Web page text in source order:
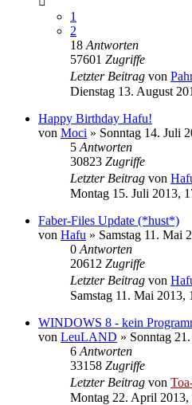
1
2
18 Antworten
57601 Zugriffe
Letzter Beitrag von
Dienstag 13. August
Happy Birthday Hafu!
von Moci » Sonntag 14. Juli
5 Antworten
30823 Zugriffe
Letzter Beitrag von
Montag 15. Juli 2013,
Faber-Files Update (*hust*)
von Hafu » Samstag 11. Mai
0 Antworten
20612 Zugriffe
Letzter Beitrag von
Samstag 11. Mai 2013,
WINDOWS 8 - kein
von LeuLAND » Sonntag
6 Antworten
33158 Zugriffe
Letzter Beitrag von
Montag 22. April 2013,